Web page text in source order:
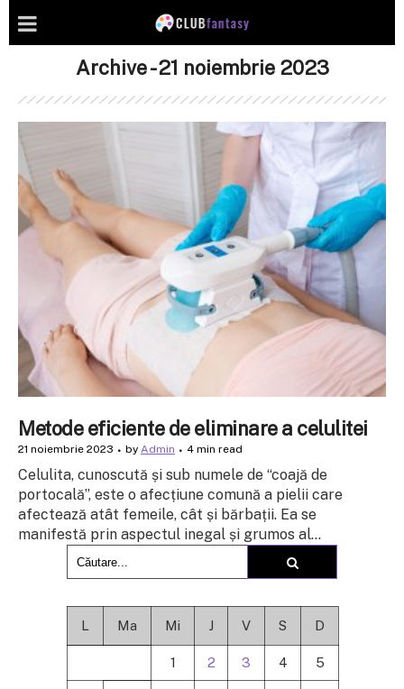
Archive - 21 noiembrie 2023
Metode eficiente de eliminare a celulitei
21 noiembrie 2023 by Admin 4 min read
Celulita, cunoscută și sub numele de “coajă de
portocală”, este o afecțiune comună a pielii care
afectează atât femeile, cât și bărbații. Ea se
manifestă prin aspectul inegal și grumos al...
L Ma Mi J V S D
1 2 3 4 5